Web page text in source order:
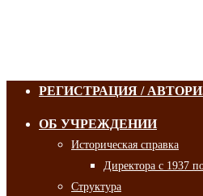
РЕГИСТРАЦИЯ /
ОБ УЧРЕЖДЕНИИ
Историческая справка
Директора с 1937
Структура